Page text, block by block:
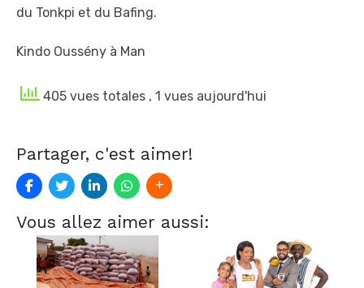
du Tonkpi et du Bafing.
Kindo Oussény à Man
405 vues totales , 1 vues aujourd'hui
Partager, c'est aimer!
Vous allez aimer aussi: